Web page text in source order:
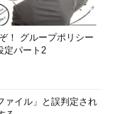
！ グループポリシー
定パート2
ァイル」と誤判定され